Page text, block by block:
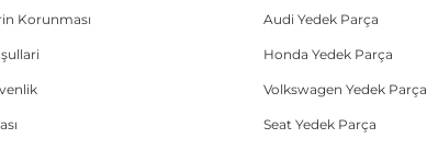
Korunması Audi Yedek Parça
Honda Yedek Parça
Volkswagen Yedek Parça
Seat Yedek Parça